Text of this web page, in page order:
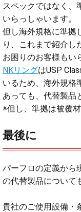
スペックではなく、
いらっしゃいます。
但し海外規格に準拠
り、これまで紹介し
お困りのお客様もい
NKリングはUSP
いるため、海外規格
あっても、代替製品
※但し、準拠は被覆材
最後に
パーフロの定義から
の代替製品について
貴社のご使用設備・